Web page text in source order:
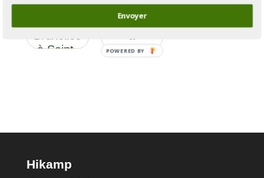
Turonensis
à Saint-
section 7 :
de Saintes
Bordeaux
Hikamp
Envoyer
POWERED BY